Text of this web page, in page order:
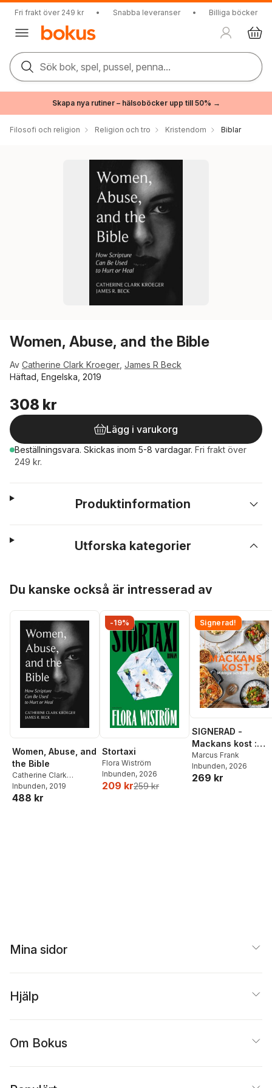
Fri frakt över 249 kr • Snabba leveranser • Billiga böcker
Sök bok, spel, pussel, penna...
Skapa nya rutiner – hälsoböcker upp till 50% →
Filosofi och religion Religion och tro Kristendom Biblar
Women, Abuse, and the Bible
Av Catherine Clark Kroeger James R Beck
Häftad, Engelska, 2019
308 kr
Lägg i varukorg
Beställningsvara. Skickas inom 5-8 vardagar. Fri frakt över
249 kr.
Produktinformation
Utforska kategorier
Du kanske också är intresserad av
Women, Abuse, and
the Bible
Catherine Clark
Kroeger,James R Beck
Inbunden, 2019
488 kr
-19%
Stortaxi
Flora Wiström
Inbunden, 2026
209 kr259 kr
Signerad!
SIGNERAD -
Mackans kost :
Middagar och
matlådor
Marcus Frank
Inbunden, 2026
269 kr
Mina sidor
Hjälp
Om Bokus